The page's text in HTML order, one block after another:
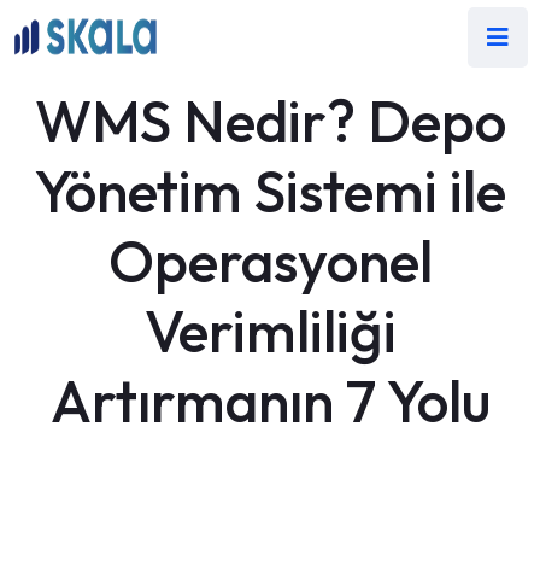
WMS Nedir? Depo
Yönetim Sistemi ile
Operasyonel
Verimliliği
Artırmanın 7 Yolu